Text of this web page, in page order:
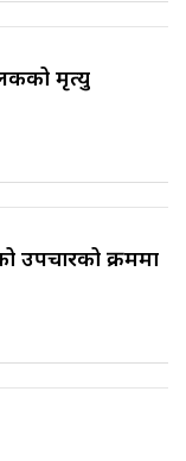
मृत्यु
उपचारको क्रममा